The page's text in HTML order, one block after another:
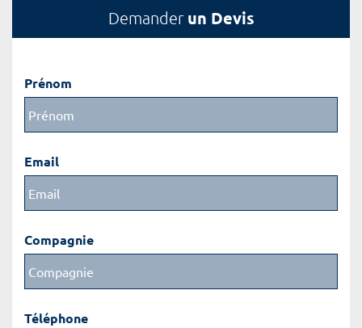
Demander un Devis
Prénom
Email
Compagnie
Téléphone